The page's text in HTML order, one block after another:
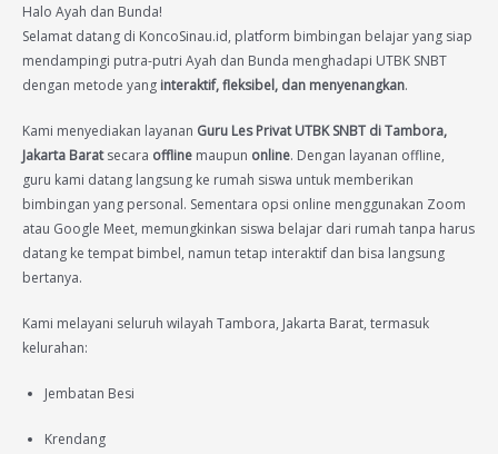
Halo Ayah dan Bunda!
Selamat datang di KoncoSinau.id, platform bimbingan belajar yang siap
mendampingi putra-putri Ayah dan Bunda menghadapi UTBK SNBT
dengan metode yang interaktif, fleksibel, dan menyenangkan.
Kami menyediakan layanan Guru Les Privat UTBK SNBT di Tambora,
Jakarta Baratsecara offline maupun online. Dengan layanan offline,
guru kami datang langsung ke rumah siswa untuk memberikan
bimbingan yang personal. Sementara opsi online menggunakan Zoom
atau Google Meet, memungkinkan siswa belajar dari rumah tanpa harus
datang ke tempat bimbel, namun tetap interaktif dan bisa langsung
bertanya.
Kami melayani seluruh wilayah Tambora, Jakarta Barat, termasuk
kelurahan:
Jembatan Besi
Krendang